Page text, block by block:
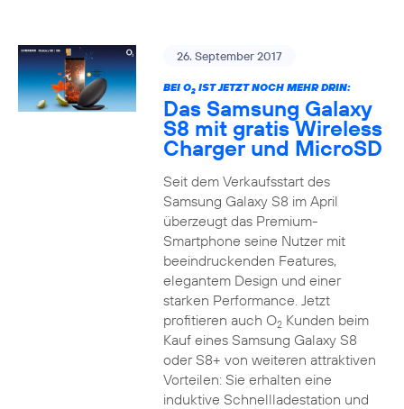
26. September 2017
BEI O2IST JETZT NOCH MEHR DRIN:
Das Samsung Galaxy
S8 mit gratis Wireless
Charger und MicroSD
Seit dem Verkaufsstart des
Samsung Galaxy S8 im April
überzeugt das Premium-
Smartphone seine Nutzer mit
beeindruckenden Features,
elegantem Design und einer
starken Performance. Jetzt
profitieren auch O2Kunden beim
Kauf eines Samsung Galaxy S8
oder S8+ von weiteren attraktiven
Vorteilen: Sie erhalten eine
induktive Schnellladestation und